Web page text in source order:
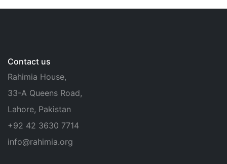
Contact us
Rahimia House,
33-A Queens Road,
Lahore, Pakistan
+92 42 3630 7714
info@rahimia.org